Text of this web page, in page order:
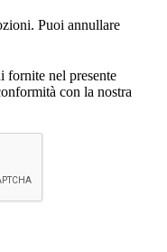
Puoi annullare
fornite nel presente
con la nostra